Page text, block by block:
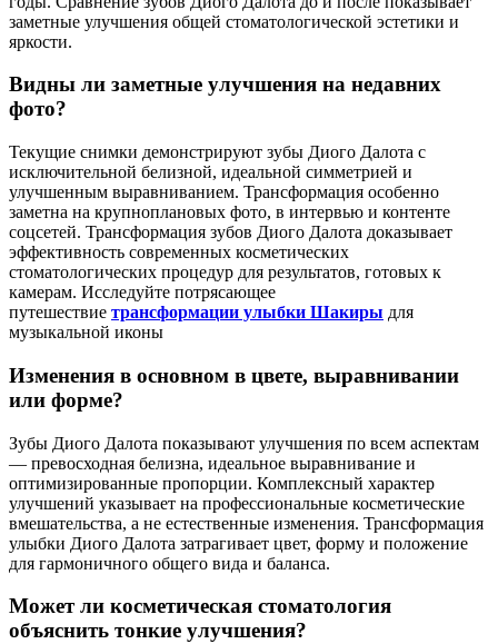
заметные улучшения общей стоматологической эстетики и
яркости.
Видны ли заметные улучшения на недавних
фото?
Текущие снимки демонстрируют зубы Диого Далота с
исключительной белизной, идеальной симметрией и
улучшенным выравниванием. Трансформация особенно
заметна на крупноплановых фото, в интервью и контенте
соцсетей. Трансформация зубов Диого Далота доказывает
эффективность современных косметических
стоматологических процедур для результатов, готовых к
камерам. Исследуйте потрясающее
путешествие трансформации улыбки Шакиры для
музыкальной иконы
Изменения в основном в цвете, выравнивании
или форме?
Зубы Диого Далота показывают улучшения по всем аспектам
— превосходная белизна, идеальное выравнивание и
оптимизированные пропорции. Комплексный характер
улучшений указывает на профессиональные косметические
вмешательства, а не естественные изменения. Трансформация
улыбки Диого Далота затрагивает цвет, форму и положение
для гармоничного общего вида и баланса.
Может ли косметическая стоматология
объяснить тонкие улучшения?